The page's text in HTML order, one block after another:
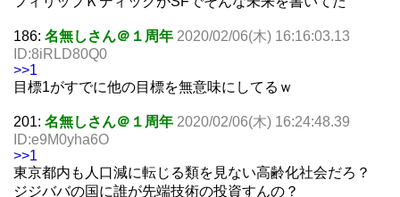
186: 名無しさん＠１周年 2020/02/06(木) 16:16:03.13
ID:8iRLD80Q0
>>1
目標1がすでに他の目標を無意味にしてるｗ
201: 名無しさん＠１周年 2020/02/06(木) 16:24:48.39
ID:e9M0yha6O
>>1
東京都内も人口減に転じる類を見ない高齢化社会だろ？
ジジババの国に誰が先端技術の投資すんの？